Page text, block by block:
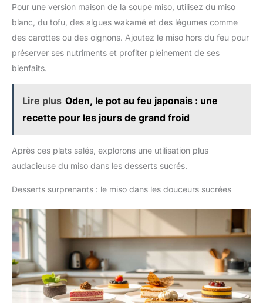
Pour une version maison de la soupe miso, utilisez du miso
blanc, du tofu, des algues wakamé et des légumes comme
des carottes ou des oignons. Ajoutez le miso hors du feu pour
préserver ses nutriments et profiter pleinement de ses
bienfaits.
Lire plus Oden, le pot au feu japonais : une
recette pour les jours de grand froid
Après ces plats salés, explorons une utilisation plus
audacieuse du miso dans les desserts sucrés.
Desserts surprenants : le miso dans les douceurs sucrées